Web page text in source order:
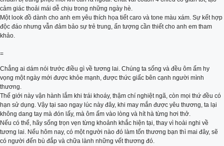
cảm giác thoải mái dễ chịu trong những ngày hè.
Một look đồ dành cho anh em yêu thích họa tiết caro và tone màu xám. Sự kết hợp
độc đáo nhưng vẫn đảm bảo sự trẻ trung, ấn tượng cần thiết cho anh em tham
khảo.
=
Chẳng ai dám nói trước điều gì về tương lai. Chúng ta sống và đều ôm ấm hy
vọng một ngày mới được khỏe mạnh, được thức giấc bên cạnh người mình
thương.
Thế giới này vận hành lắm khi trái khoáy, thậm chí nghiệt ngã, còn mọi thứ đều có
hạn sử dụng. Vậy tại sao ngay lúc này đây, khi may mắn được yêu thương, ta lại
không dang tay mà đón lấy, mà ôm ấm vào lòng và hít hà từng hơi thở.
Nếu có thể, hãy sống trọn vẹn từng khoảnh khắc hiện tại, thay vì hoài nghi về
tương lai. Nếu hôm nay, có một người nào đó làm tổn thương bạn thì mai đây, sẽ
có người đến bù đắp và chữa lành những vết thương đó.